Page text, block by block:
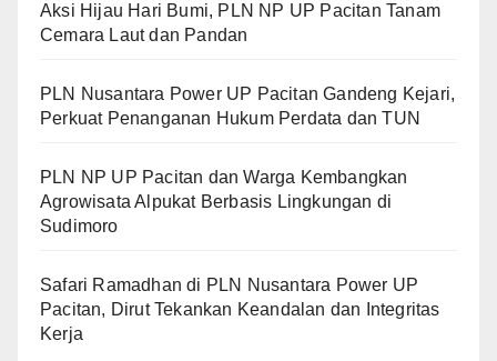
Aksi Hijau Hari Bumi, PLN NP UP Pacitan Tanam
Cemara Laut dan Pandan
PLN Nusantara Power UP Pacitan Gandeng Kejari,
Perkuat Penanganan Hukum Perdata dan TUN
PLN NP UP Pacitan dan Warga Kembangkan
Agrowisata Alpukat Berbasis Lingkungan di
Sudimoro
Safari Ramadhan di PLN Nusantara Power UP
Pacitan, Dirut Tekankan Keandalan dan Integritas
Kerja